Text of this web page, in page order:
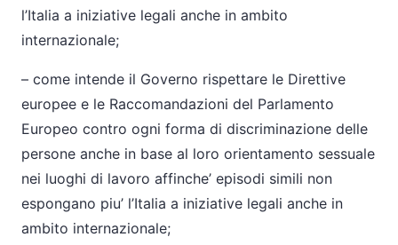
l’Italia a iniziative legali anche in ambito
internazionale;
– come intende il Governo rispettare le Direttive
europee e le Raccomandazioni del Parlamento
Europeo contro ogni forma di discriminazione delle
persone anche in base al loro orientamento sessuale
nei luoghi di lavoro affinche’ episodi simili non
espongano piu’ l’Italia a iniziative legali anche in
ambito internazionale;